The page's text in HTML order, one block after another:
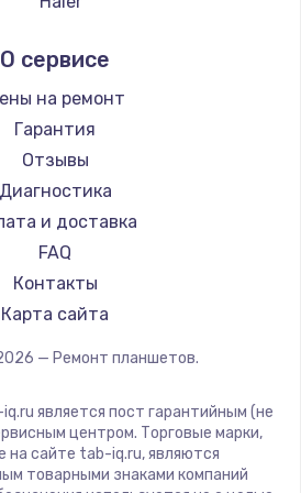
Prestigio
Microsoft
BlackView
Amazon
Aquarius
Philips
Dell
Getac
ZTE
CHUWI
О сервисе
на ремонт
Гарантия
Отзывы
Диагностика
и доставка
FAQ
Контакты
Карта сайта
— Ремонт планшетов.
является пост гарантийным (не
центром. Торговые марки,
на сайте tab-iq.ru, являются
товарными знаками компаний